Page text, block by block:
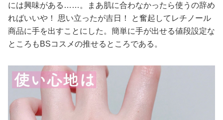
には興味がある……。まあ肌に合わなかったら使うの辞め
ればいいや！ 思い立ったが吉日！ と奮起してレチノール
商品に手を出すことにした。簡単に手が出せる値段設定な
ところもBSコスメの推せるところである。